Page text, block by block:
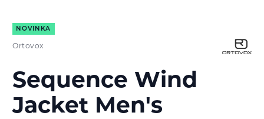
NOVINKA
Ortovox
Sequence Wind
Jacket Men's